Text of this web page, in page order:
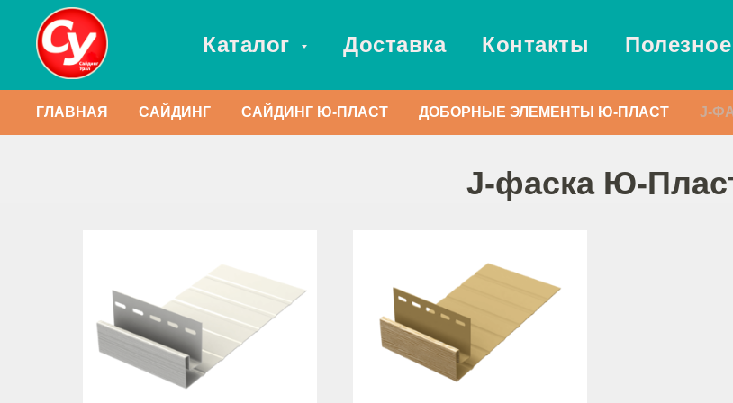
Каталог Доставка Контакты Полезное
ГЛАВНАЯ САЙДИНГ САЙДИНГ Ю-ПЛАСТ ДОБОРНЫЕ ЭЛЕМЕНТЫ Ю-ПЛАСТ J-
J-фаска Ю-